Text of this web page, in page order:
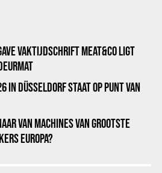
VAKTIJDSCHRIFT MEAT&CO LIGT
IN DÜSSELDORF STAAT OP PUNT VAN
VAN MACHINES VAN GROOTSTE
EUROPA?